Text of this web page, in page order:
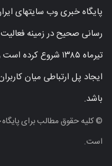
پایگاه خبری وب سایتهای
رسانی صحیح در زمینه
تیرماه ۱۳۸۵ شروع
ایجاد پل ارتباطی میان
باشد.
© کلیه حقوق مطالب برای
است.